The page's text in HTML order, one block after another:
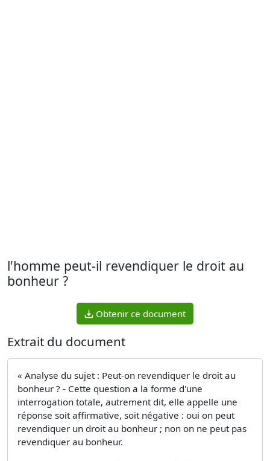
l'homme peut-il revendiquer le droit au
bonheur ?
Obtenir ce document
Extrait du document
« Analyse du sujet : Peut-on revendiquer le droit au
bonheur ? - Cette question a la forme d'une
interrogation totale, autrement dit, elle appelle une
réponse soit affirmative, soit négative : oui on peut
revendiquer un droit au bonheur ; non on ne peut pas
revendiquer au bonheur.